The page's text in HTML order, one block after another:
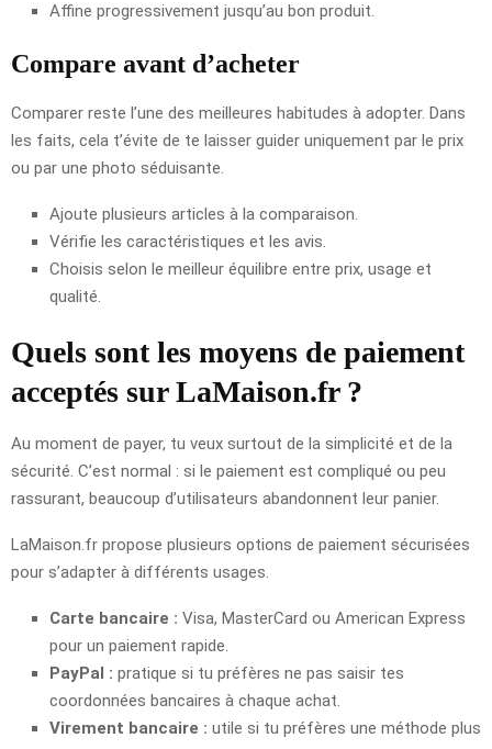
Affine progressivement jusqu’au bon produit.
Compare avant d’acheter
Comparer reste l’une des meilleures habitudes à adopter. Dans
les faits, cela t’évite de te laisser guider uniquement par le prix
ou par une photo séduisante.
Ajoute plusieurs articles à la comparaison.
Vérifie les caractéristiques et les avis.
Choisis selon le meilleur équilibre entre prix, usage et
qualité.
Quels sont les moyens de paiement
acceptés sur LaMaison.fr ?
Au moment de payer, tu veux surtout de la simplicité et de la
sécurité. C’est normal : si le paiement est compliqué ou peu
rassurant, beaucoup d’utilisateurs abandonnent leur panier.
LaMaison.fr propose plusieurs options de paiement sécurisées
pour s’adapter à différents usages.
Carte bancaire : Visa, MasterCard ou American Express
pour un paiement rapide.
PayPal : pratique si tu préfères ne pas saisir tes
coordonnées bancaires à chaque achat.
Virement bancaire : utile si tu préfères une méthode plus